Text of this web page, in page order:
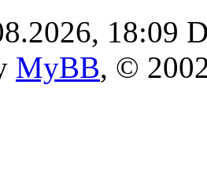
18:09
MyBB, ©